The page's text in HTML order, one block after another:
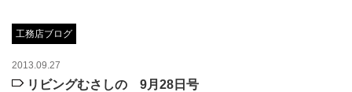
工務店ブログ
2013.09.27
リビングむさしの 9月28日号